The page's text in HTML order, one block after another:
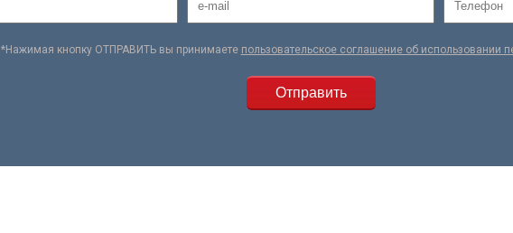
*Нажимая кнопку ОТПРАВИТЬ вы принимаете пользовательское соглашение об использовании